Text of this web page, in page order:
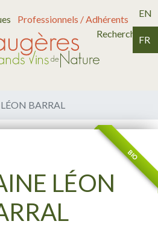
Professionnels / Adhérents
Recherche
EN
FR
BARRAL
BIO
LÉON